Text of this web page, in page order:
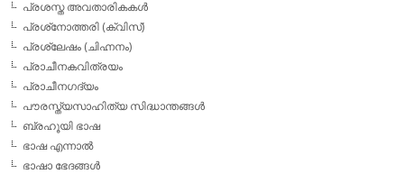
പ്രശസ്ത അവതാരികകള്‍
പ്രശ്‌നോത്തരി (ക്വിസ്)
പ്രശ്ലേഷം (ചിഹ്നനം)
പ്രാചീനകവിത്രയം
പ്രാചീനഗദ്യം
പൗരസ്ത്യസാഹിത്യ സിദ്ധാന്തങ്ങള്‍
ബ്രഹൂയി ഭാഷ
ഭാഷ എന്നാല്‍
ഭാഷാ ഭേദങ്ങള്‍